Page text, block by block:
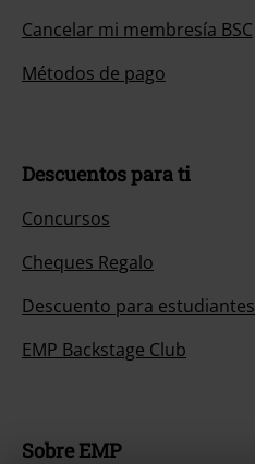
Cancelar mi membresía BSC
Métodos de pago
Descuentos para ti
Concursos
Cheques Regalo
Descuento para estudiantes
EMP Backstage Club
Sobre EMP